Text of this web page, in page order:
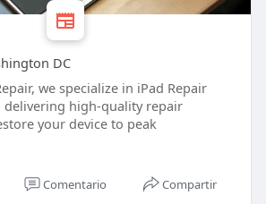
DC
we specialize in iPad Repair
delivering high-quality repair
your device to peak
Comentario Compartir